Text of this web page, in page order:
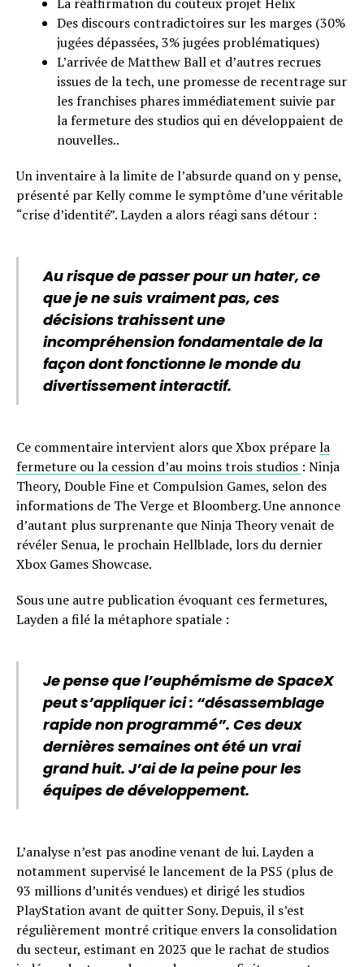
La réaffirmation du coûteux projet Helix
Des discours contradictoires sur les marges (30%
jugées dépassées, 3% jugées problématiques)
L’arrivée de Matthew Ball et d’autres recrues
issues de la tech, une promesse de recentrage sur
les franchises phares immédiatement suivie par
la fermeture des studios qui en développaient de
nouvelles..
Un inventaire à la limite de l’absurde quand on y pense,
présenté par Kelly comme le symptôme d’une véritable
“crise d’identité”. Layden a alors réagi sans détour :
Au risque de passer pour un hater, ce
que je ne suis vraiment pas, ces
décisions trahissent une
incompréhension fondamentale de la
façon dont fonctionne le monde du
divertissement interactif.
Ce commentaire intervient alors que Xbox préparela
fermeture ou la cession d’au moins trois studios : Ninja
Theory, Double Fine et Compulsion Games, selon des
informations de The Verge et Bloomberg. Une annonce
d’autant plus surprenante que Ninja Theory venait de
révéler Senua, le prochain Hellblade, lors du dernier
Xbox Games Showcase.
Sous une autre publication évoquant ces fermetures,
Layden a filé la métaphore spatiale :
Je pense que l’euphémisme de SpaceX
peut s’appliquer ici : “désassemblage
rapide non programmé”. Ces deux
dernières semaines ont été un vrai
grand huit. J’ai de la peine pour les
équipes de développement.
L’analyse n’est pas anodine venant de lui. Layden a
notamment supervisé le lancement de la PS5 (plus de
93 millions d’unités vendues) et dirigé les studios
PlayStation avant de quitter Sony. Depuis, il s’est
régulièrement montré critique envers la consolidation
du secteur, estimant en 2023 que le rachat de studios